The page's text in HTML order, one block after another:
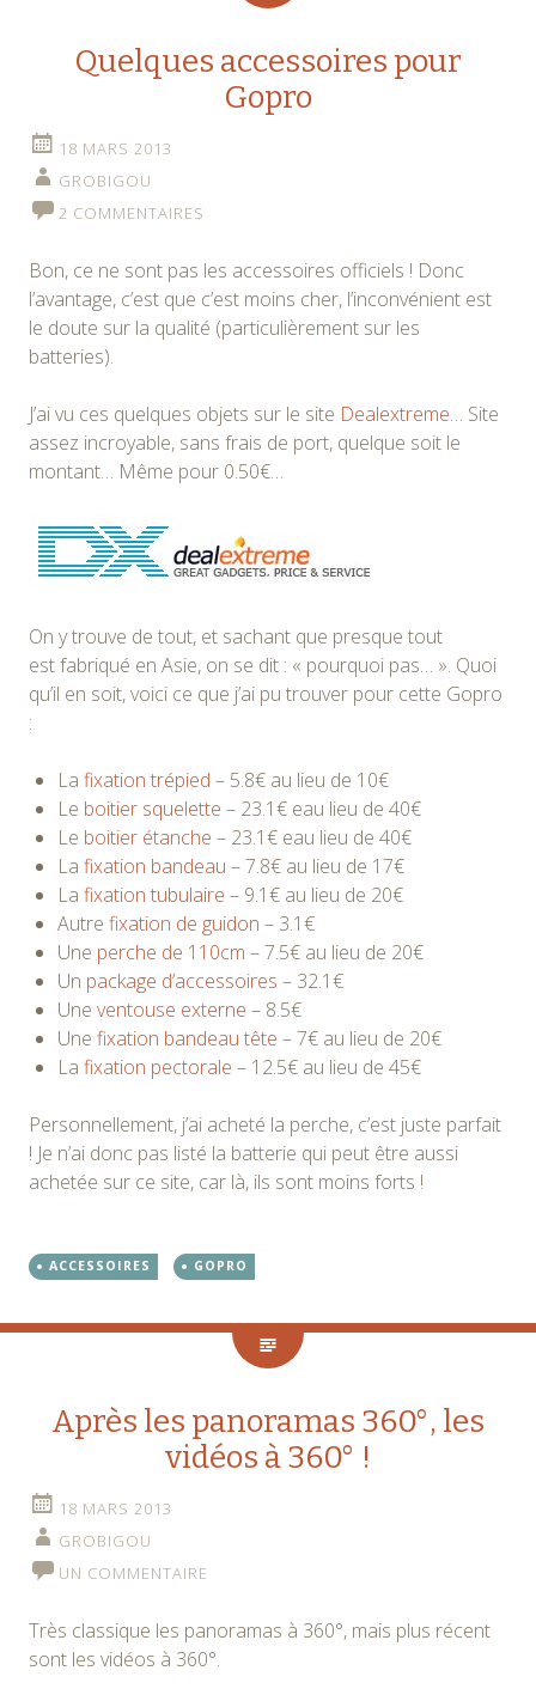
Quelques accessoires pour
Gopro
18 MARS 2013
GROBIGOU
2 COMMENTAIRES
Bon, ce ne sont pas les accessoires officiels ! Donc
l’avantage, c’est que c’est moins cher, l’inconvénient est
le doute sur la qualité (particulièrement sur les
batteries).
J’ai vu ces quelques objets sur le site Dealextreme… Site
assez incroyable, sans frais de port, quelque soit le
montant… Même pour 0.50€…
On y trouve de tout, et sachant que presque tout
est fabriqué en Asie, on se dit : « pourquoi pas… ». Quoi
qu’il en soit, voici ce que j’ai pu trouver pour cette Gopro
:
La fixation trépied – 5.8€ au lieu de 10€
Le boitier squelette – 23.1€ eau lieu de 40€
Le boitier étanche – 23.1€ eau lieu de 40€
La fixation bandeau – 7.8€ au lieu de 17€
La fixation tubulaire – 9.1€ au lieu de 20€
Autre fixation de guidon – 3.1€
Une perche de 110cm – 7.5€ au lieu de 20€
Un package d’accessoires – 32.1€
Une ventouse externe – 8.5€
Une fixation bandeau tête – 7€ au lieu de 20€
La fixation pectorale – 12.5€ au lieu de 45€
Personnellement, j’ai acheté la perche, c’est juste parfait
! Je n’ai donc pas listé la batterie qui peut être aussi
achetée sur ce site, car là, ils sont moins forts !
ACCESSOIRES GOPRO
Après les panoramas 360°, les
vidéos à 360° !
18 MARS 2013
GROBIGOU
UN COMMENTAIRE
Très classique les panoramas à 360°, mais plus récent
sont les vidéos à 360°.